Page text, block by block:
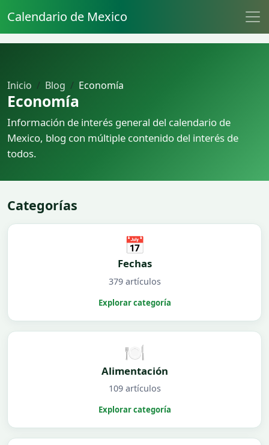
Calendario de Mexico
Inicio Blog Economía
Economía
Información de interés general del calendario de
Mexico, blog con múltiple contenido del interés de
todos.
Categorías
📅
Fechas
379 artículos
Explorar categoría
🍽️
Alimentación
109 artículos
Explorar categoría